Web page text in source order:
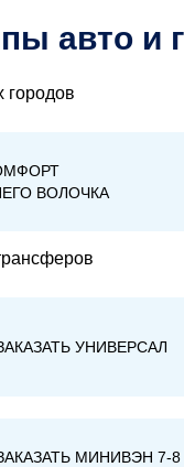
авто и
городов
ВОЛОЧКА
УНИВЕРСАЛ
МИНИВЭН 7-8